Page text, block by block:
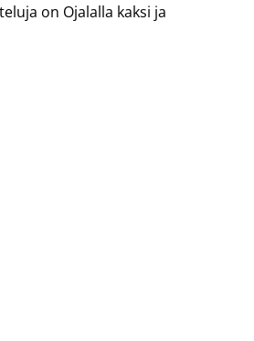
on Ojalalla kaksi ja